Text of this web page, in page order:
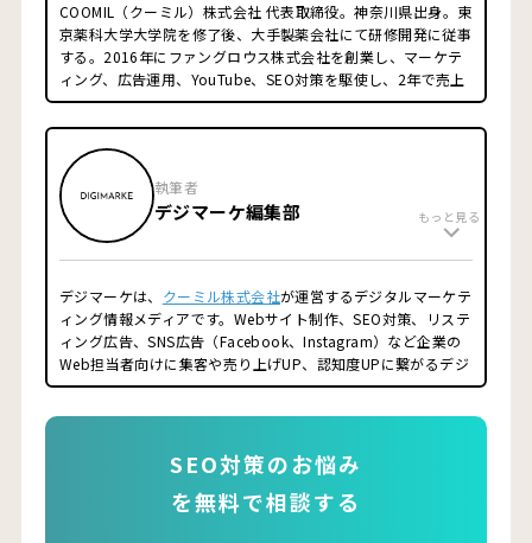
COOMIL（クーミル）株式会社 代表取締役。神奈川県出身。東
京薬科大学大学院を修了後、大手製薬会社にて研修開発に従事
する。2016年にファングロウス株式会社を創業し、マーケテ
ィング、広告運用、YouTube、SEO対策を駆使し、2年で売上
1億円強かつ利益率40%強の会社へとグロースさせ、株式譲
渡。YouTubeチャンネルのプロデュース・原稿制作・出演・撮
影・編集の全てを自ら行い、運営10ヶ月で登録者数1万人突破
させる(現在3万人越え)。IT業界だけでなく実店舗経営の知見
を活かし、クライアント様の課題の本質を捉えて、「結果が出
るマーケティング施策」をご提案致します。サイトを公開後も
運用をお任せ頂き、サイトだけでなく「事業規模の拡大を目指
す」ことがクーミルのモットーです。
■経歴
2014年 東京薬科大学大学院終了
2014年 第一三共株式会社
2016年 ファングロウス株式会社 創業
2019年 一般社団法人スーパースカルプ発毛協会（FC本部）
2021年クーミル株式会社 創業
もっと見る
執筆者
デジマーケ編集部
デジマーケは、 クーミル株式会社が運営するデジタルマーケテ
ィング情報メディアです。Webサイト制作、SEO対策、リステ
ィング広告、SNS広告（Facebook、Instagram）など企業の
Web担当者向けに集客や売り上げUP、認知度UPに繋がるデジ
タルマーケティング情報を配信するメディアサイトです。
SEO対策のお悩み
を無料で相談する